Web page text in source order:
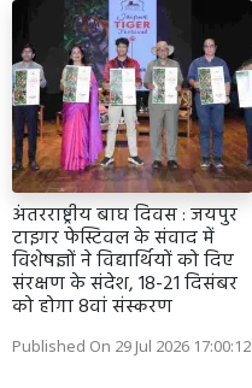
अंतरराष्ट्रीय बाघ दिवस : जयपुर
टाइगर फेस्टिवल के संवाद में
विशेषज्ञों ने विद्यार्थियों को दिए
संरक्षण के संदेश, 18-21 दिसंबर
को होगा 8वां संस्करण
Published On 29 Jul 2026 17:00:12